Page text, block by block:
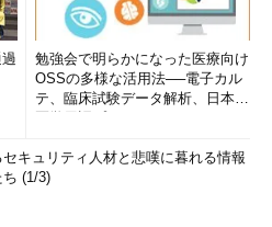
勉強会で明らかになった医療向け
OSSの多様な活用法──電子カル
テ、臨床試験データ解析、日本語
キュリティ人材と悲嘆に暮れる情報
(1/3)